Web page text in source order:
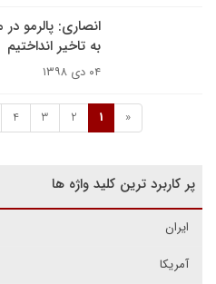
انصاری: پالرمو
به تاخیر انداختیم
۰۴ دی ۱۳۹۸
«
1
2
3
4
پر کاربرد ترین کلید واژه ها
ایران
آمریکا